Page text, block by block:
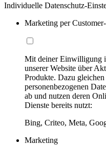
Individuelle Datenschutz-
Marketing per
Mit deiner Einwilligung
unserer Website über
Produkte. Dazu
personenbezogenen
ab und nutzen deren
Dienste bereits nutzt:
Bing, Criteo, Meta,
Marketing